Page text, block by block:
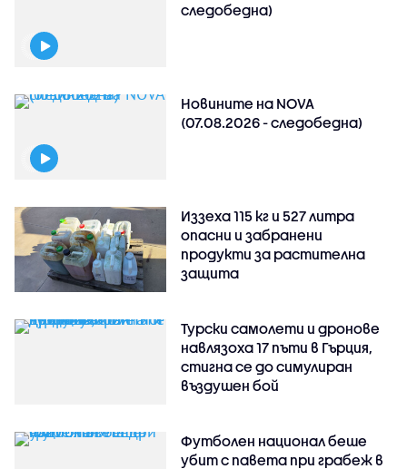
следобедна)
Новините на NOVA
(07.08.2026 - следобедна)
Иззеха 115 кг и 527 литра
опасни и забранени
продукти за растителна
защита
Турски самолети и дронове
навлязоха 17 пъти в Гърция,
стигна се до симулиран
въздушен бой
Футболен национал беше
убит с павета при грабеж в